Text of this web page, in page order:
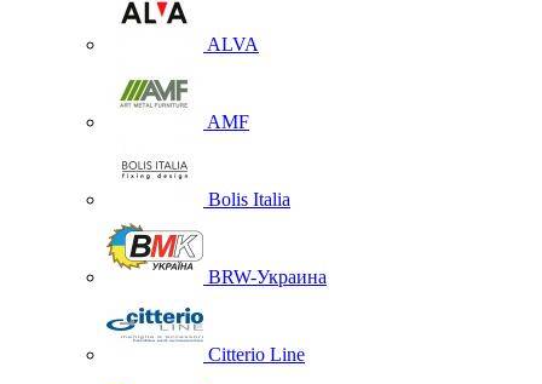
ALVA
AMF
Bolis Italia
BRW-Украина
Citterio Line